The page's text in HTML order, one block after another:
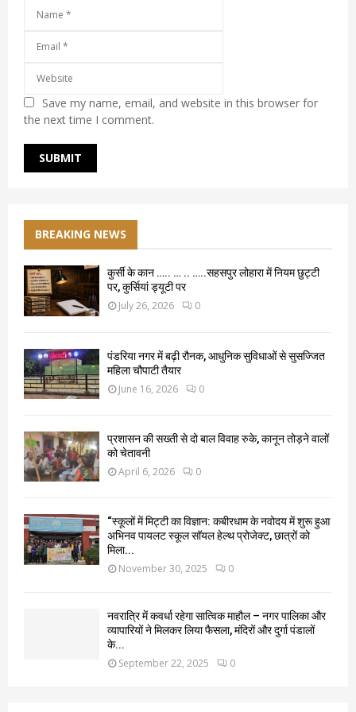
Save my name, email, and website in this browser for
the next time I comment.
BREAKING NEWS
कुर्सी के कान ….. … .. …..सहसपुर लोहारा में नियम छुट्टी
पर, कुर्सियां ड्यूटी पर
July 26, 2026 0
पंडरिया नगर में बढ़ी रौनक, आधुनिक सुविधाओं से सुसज्जित
महिला चौपाटी तैयार
June 16, 2026 0
प्रशासन की सख्ती से दो बाल विवाह रुके, कानून तोड़ने वालों
को चेतावनी
April 6, 2026 0
“स्कूलों में मिट्टी का विज्ञान: कबीरधाम के नवोदय में शुरू हुआ
अभिनव पायलट स्कूल सॉयल हेल्थ प्रोजेक्ट, छात्रों को
मिला...
November 30, 2025 0
नवरात्रि में कवर्धा रहेगा सात्विक माहौल – नगर पालिका और
व्यापारियों ने मिलकर लिया फैसला, मंदिरों और दुर्गा पंडालों
के...
September 22, 2025 0